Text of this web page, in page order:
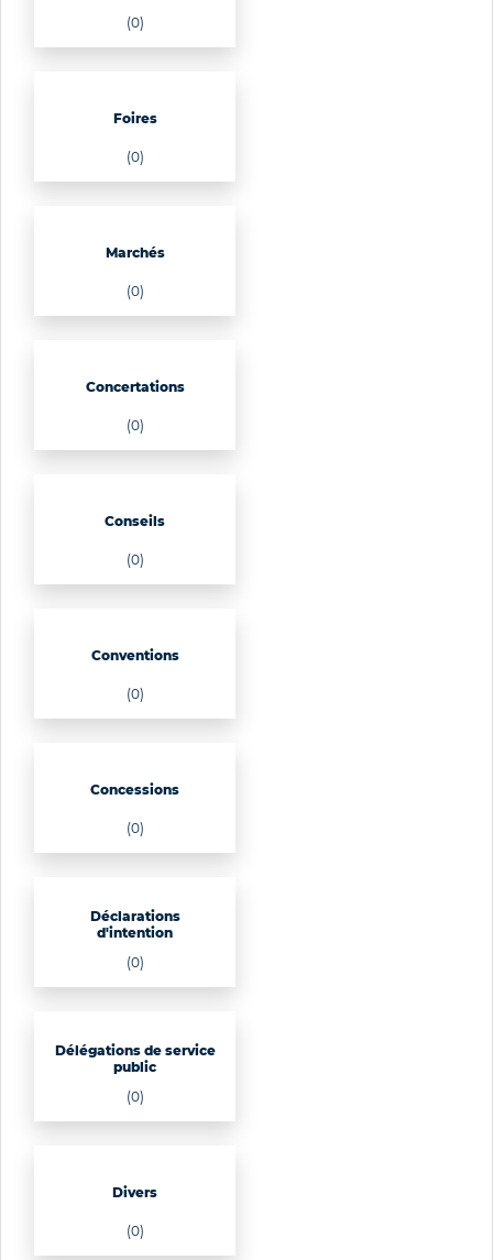
(0)
Foires
(0)
Marchés
(0)
Concertations
(0)
Conseils
(0)
Conventions
(0)
Concessions
(0)
Déclarations
d'intention
(0)
Délégations de service
public
(0)
Divers
(0)